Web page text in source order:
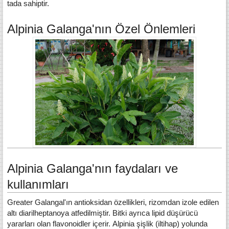
tada sahiptir.
Alpinia Galanga'nın Özel Önlemleri
Alpinia Galanga'nın faydaları ve
kullanımları
Greater Galangal'ın antioksidan özellikleri, rizomdan izole edilen
altı diarilheptanoya atfedilmiştir. Bitki ayrıca lipid düşürücü
yararları olan flavonoidler içerir. Alpinia şişlik (iltihap) yolunda